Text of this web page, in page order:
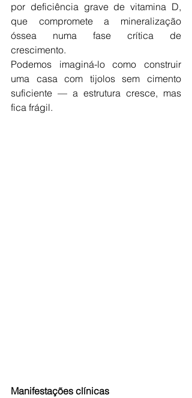
por deficiência grave de vitamina D,
que compromete a mineralização
óssea numa fase crítica de
crescimento.
Podemos imaginá-lo como construir
uma casa com tijolos sem cimento
suficiente — a estrutura cresce, mas
fica frágil.
Manifestações clínicas